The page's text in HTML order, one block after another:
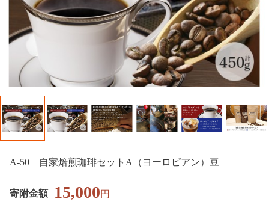
A-50 自家焙煎珈琲セットA（ヨーロピアン）豆
寄附金額 15,000円